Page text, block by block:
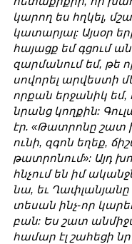
կարող ես հղկել,
կատարյալ: Այսօր
հայացք եմ գցում
զարմանում եմ, թե
սովորել արվեստի
որքան երջանիկ եմ,
նրանց կողքին:
էր. «Թատրոնը շատ
ունի, զգոն եղեք,
թատրոնում»: Այդ
հնչում են իմ
նա, եւ Ղափլանյանը
տեսան ինչ-որ
բան: Ես շատ
համար էլ շահեցի